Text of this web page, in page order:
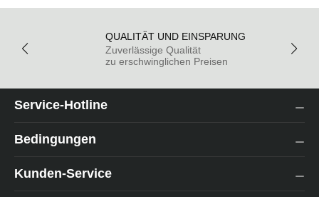
QUALITÄT UND EINSPARUNG
Zuverlässige Qualität
zu erschwinglichen Preisen
Service-Hotline
Bedingungen
Kunden-Service